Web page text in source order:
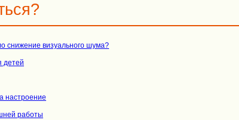
снижение визуального шума?
детей
настроение
работы